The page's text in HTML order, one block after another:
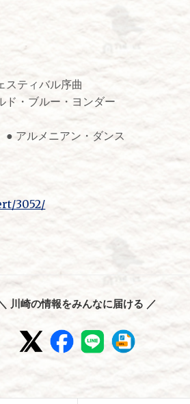
ティバル序曲
・ブルー・ヨンダー
アルメニアン・ダンス
3052/
川崎の情報をみんなに届ける ／